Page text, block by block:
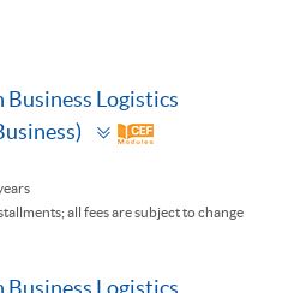
Logistics
Toggle
panel
all fees are subject to change